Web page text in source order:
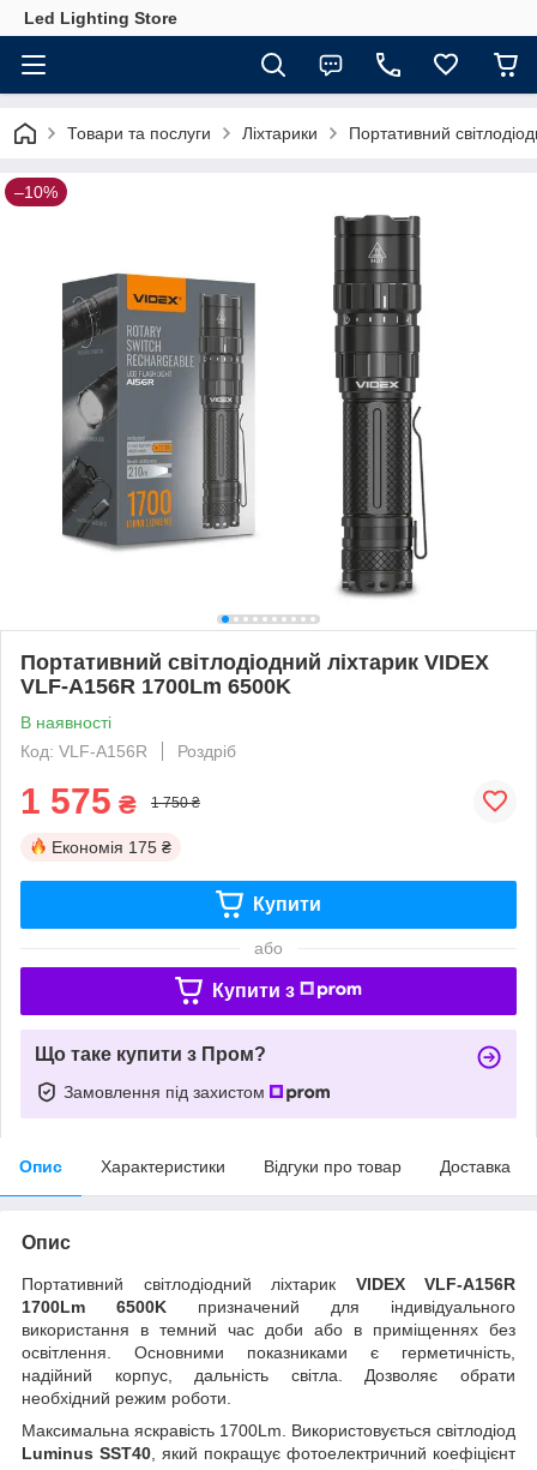
Led Lighting Store
Товари та послуги Ліхтарики Портативний
–10%
Портативний світлодіодний ліхтарик VIDEX
VLF-A156R 1700Lm 6500K
В наявності
Код: VLF-A156R
Роздріб
1 575 ₴ 1 750 ₴
Економія 175 ₴
Купити
або
Купити з
Що таке купити з Пром?
Замовлення під захистом
Опис Характеристики Відгуки про товар Доставка
Опис
Портативний світлодіодний ліхтарик VIDEX VLF-A156R
1700Lm 6500K призначений для індивідуального
використання в темний час доби або в приміщеннях без
освітлення. Основними показниками є герметичність,
надійний корпус, дальність світла. Дозволяє обрати
необхідний режим роботи.
Максимальна яскравість 1700Lm. Використовується світлодіод
Luminus SST40 , який покращує фотоелектричний коефіцієнт